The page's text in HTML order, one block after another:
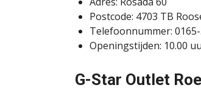
Postcode: 4703 TB
Telefoonnummer:
Openingstijden: 10.00
G-Star Outlet